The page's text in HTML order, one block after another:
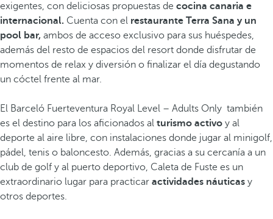
exigentes, con deliciosas propuestas de cocina canaria e
internacional. Cuenta con el restaurante Terra Sana y un
pool bar, ambos de acceso exclusivo para sus huéspedes,
además del resto de espacios del resort donde disfrutar de
momentos de relax y diversión o finalizar el día degustando
un cóctel frente al mar.
El Barceló Fuerteventura Royal Level – Adults Only también
es el destino para los aficionados al turismo activo y al
deporte al aire libre, con instalaciones donde jugar al minigolf,
pádel, tenis o baloncesto. Además, gracias a su cercanía a un
club de golf y al puerto deportivo, Caleta de Fuste es un
extraordinario lugar para practicar actividades náuticas y
otros deportes.